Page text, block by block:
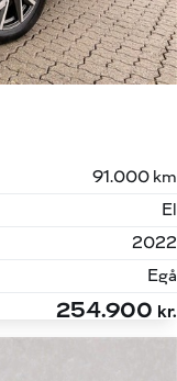
91.000 km
El
2022
Egå
254.900 kr.